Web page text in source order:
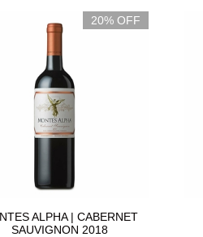
20% OFF
ALPHA | CABERNET
SAUVIGNON 2018